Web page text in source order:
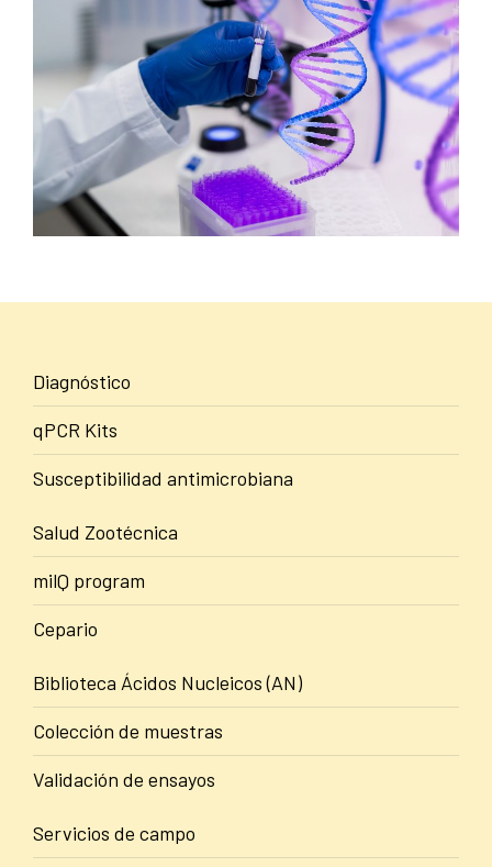
Diagnóstico
qPCR Kits
Susceptibilidad antimicrobiana
Salud Zootécnica
milQ program
Cepario
Biblioteca Ácidos Nucleicos (AN)
Colección de muestras
Validación de ensayos
Servicios de campo